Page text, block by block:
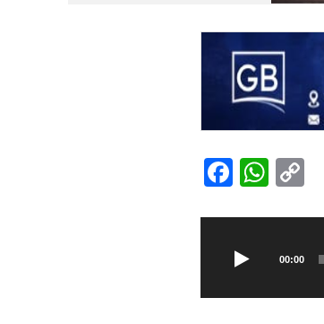
F
e
b
W
at
s
p
y
Tocador
áudio
00:00